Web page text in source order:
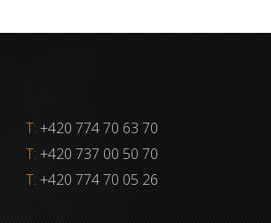
T: +420 774 70 63 70
T: +420 737 00 50 70
T: +420 774 70 05 26